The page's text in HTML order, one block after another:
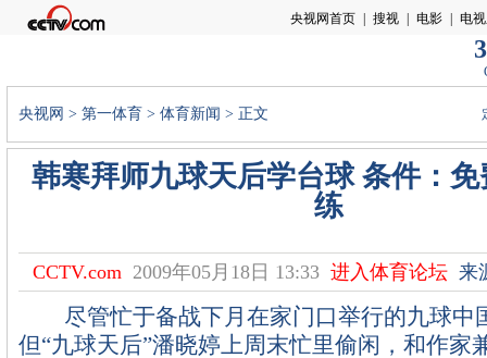
央视网 > 第一体育 > 体育新闻 > 正文
韩寒拜师九球天后学台球 条件：
练
CCTV.com 2009年05月18日 13:33 进入体育论坛来
尽管忙于备战下月在家门口举行的九球中
但“九球天后”潘晓婷上周末忙里偷闲，和作家